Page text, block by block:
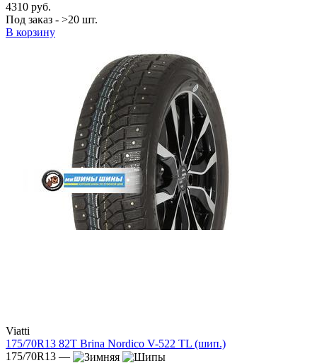
4310 руб.
Под заказ - >20 шт.
В корзину
Viatti
175/70R13 82T Brina Nordico V-522 TL (шип.)
175/70R13 —